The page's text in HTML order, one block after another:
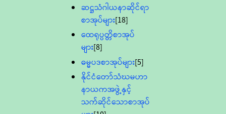
ဆဋ္ဌသံဂါယနာဆိုင်ရာ
စာအုပ်များ[18]
ထေရုပ္ပတ္တိစာအုပ်
များ[8]
ဓမ္မပဒစာအုပ်များ[5]
နိုင်ငံတော်သံဃမဟာ
နာယကအဖွဲ့နှင့်
သက်ဆိုင်သောစာအုပ်